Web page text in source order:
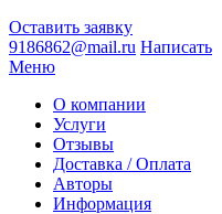
Оставить заявку
9186862@mail.ru Написать
Меню
О компании
Услуги
Отзывы
Доставка / Оплата
Авторы
Информация